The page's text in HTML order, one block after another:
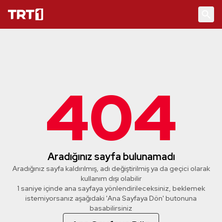
404
Aradığınız sayfa bulunamadı
Aradığınız sayfa kaldırılmış, adı değiştirilmiş ya da geçici olarak
kullanım dışı olabilir
1 saniye içinde ana sayfaya yönlendirileceksiniz, beklemek
istemiyorsanız aşağıdaki 'Ana Sayfaya Dön' butonuna
basabilirsiniz